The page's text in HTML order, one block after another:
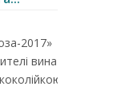
2017»
вина та
на